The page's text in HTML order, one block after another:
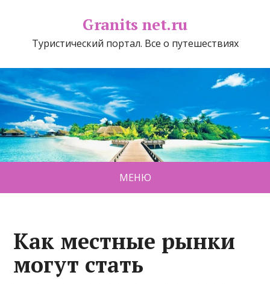
Granits net.ru
Туристический портал. Все о путешествиях
МЕНЮ
Как местные рынки
могут стать